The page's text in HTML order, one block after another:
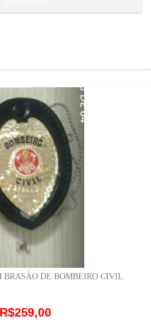
BRASÃO DE BOMBEIRO CIVIL
R$259,00